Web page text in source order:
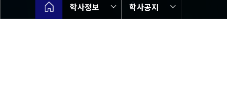
학사정보 학사공지